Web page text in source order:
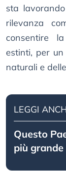
sta
rilevanza
consentire la
estinti, per
naturali e
LEGGI
Questo
più grande